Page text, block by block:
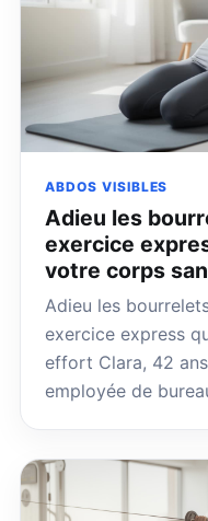
ABDOS VISIBLES
Adieu les
exercice
votre corps
Adieu les
exercice express
effort Clara, 42
employée de